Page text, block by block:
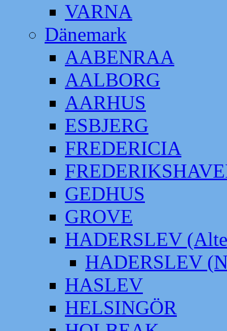
VARNA
Dänemark
AABENRAA
AALBORG
AARHUS
ESBJERG
FREDERICIA
GEDHUS
GROVE
HADERSLEV
HADERSLEV
HASLEV
HELSINGÖR